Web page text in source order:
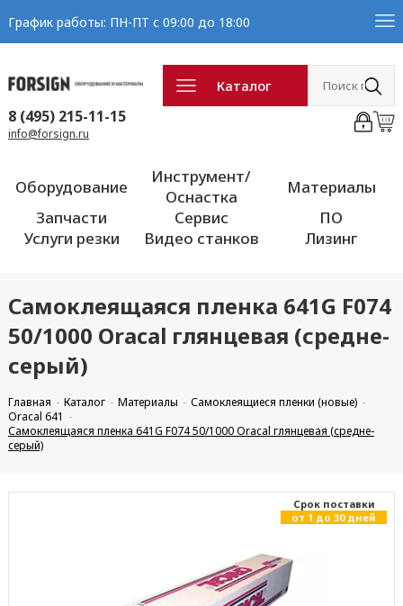
График работы: ПН-ПТ с 09:00 до 18:00
Каталог
8 (495) 215-11-15
info@forsign.ru
Оборудование
Инструмент/
Оснастка
Материалы
Запчасти
Сервис
ПО
Услуги резки
Видео станков Лизинг
Самоклеящаяся пленка 641G F074
50/1000 Oracal глянцевая (средне-
серый)
Главная Каталог Материалы
Самоклеящиеся пленки (новые)
Oracal 641
Самоклеящаяся пленка 641G F074 50/1000 Oracal глянцевая (средне-
серый)
Cрок поставки
от 1 до 30 дней